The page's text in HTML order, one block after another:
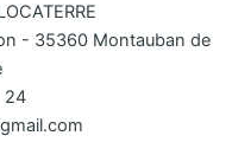
- 35360 Montauban de
24